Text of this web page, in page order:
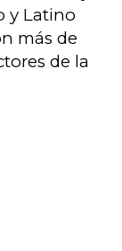
y Latino
más de
de la